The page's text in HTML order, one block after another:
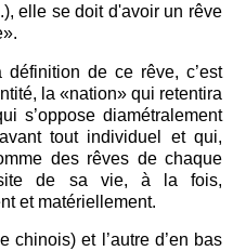
elle se doit d'avoir un rêve
de ce rêve, c’est
la «nation» qui retentira
s’oppose diamétralement
tout individuel et qui,
des rêves de chaque
de sa vie, à la fois,
et matériellement.
chinois) et l’autre d’en bas